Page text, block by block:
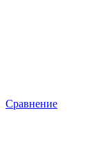
Сравнение